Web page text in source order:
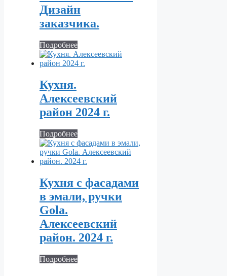
Дизайн
заказчика.
Подробнее
Кухня.
Алексеевский
район 2024 г.
Подробнее
Кухня с фасадами
в эмали, ручки
Gola.
Алексеевский
район. 2024 г.
Подробнее